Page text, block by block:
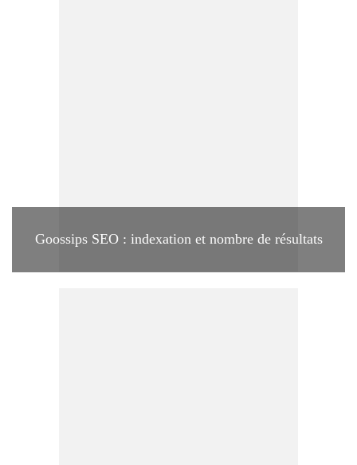
Goossips SEO : indexation et nombre de résultats